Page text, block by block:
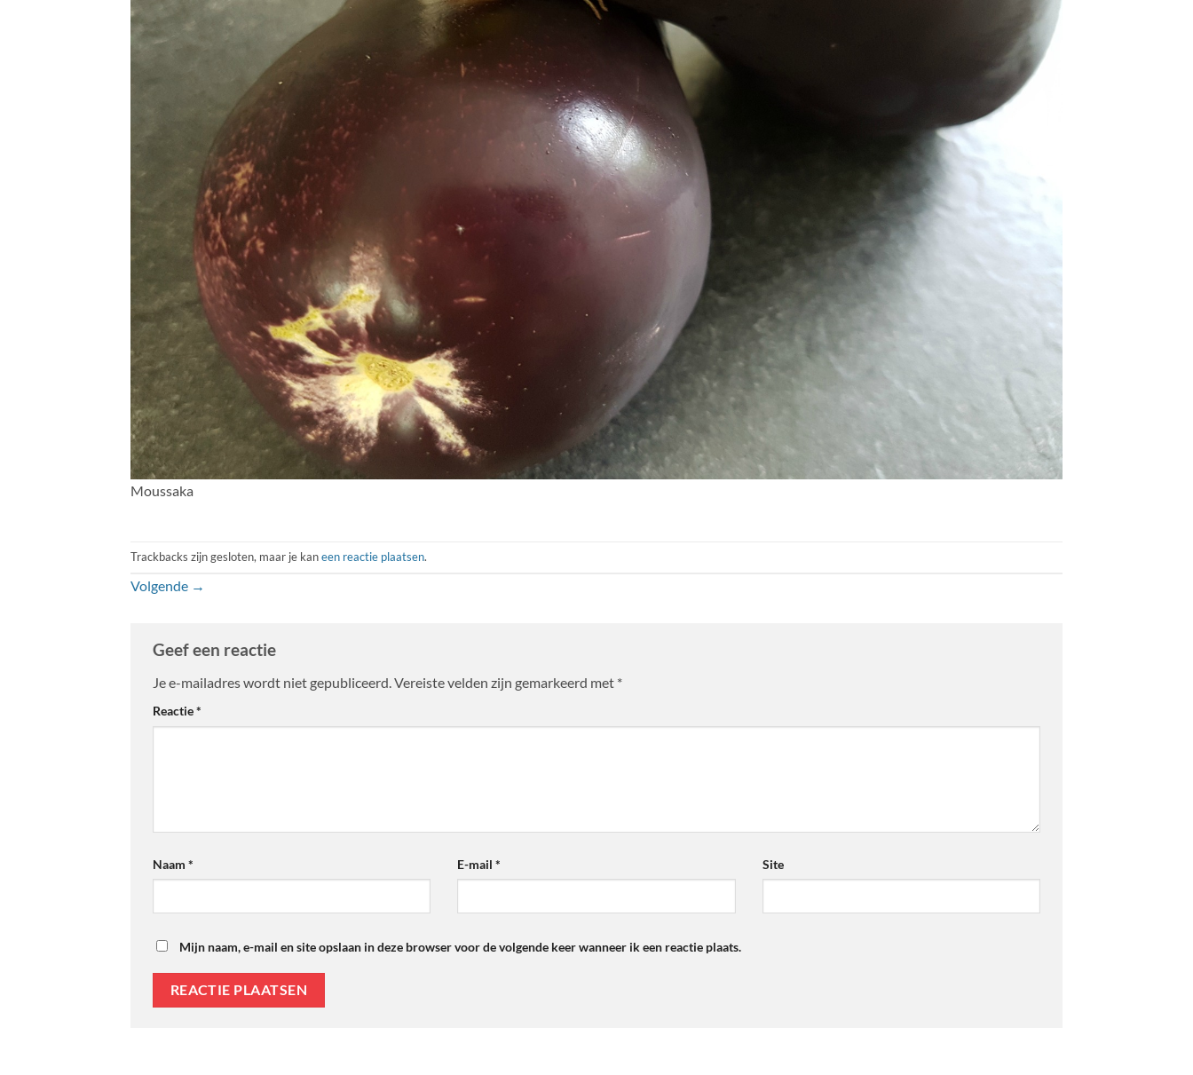
Moussaka
Trackbacks zijn gesloten, maar je kaneen reactie plaatsen.
Volgende →
Geef een reactie
Je e-mailadres wordt niet gepubliceerd.Vereiste velden zijn gemarkeerd met *
Reactie*
Naam * E-mail* Site
Mijn naam, e-mail en site opslaan in deze browser voor de volgende keer wanneer ik een reactie plaats.